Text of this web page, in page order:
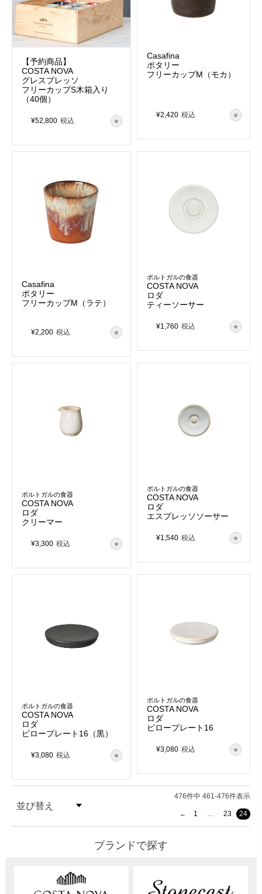
GLASSWARE
ｰグラスウエアｰ
コスタ・ノバの器とのコーディネート
も楽しめるカジュアルなグラス
SARDEGNA
by casafina ｰサルデーニャｰ
OTHER
ｰその他ｰ
【予約商品】
COSTA NOVA
グレスプレッソ
フリーカップS木箱入り
（40個）
¥52,800 税込
Casafina
ポタリー
フリーカップM（モカ）
¥2,420 税込
Casafina
ポタリー
フリーカップM（ラテ）
¥2,200 税込
ポルトガルの食器
COSTA NOVA
ロダ
ティーソーサー
¥1,760 税込
ポルトガルの食器
COSTA NOVA
ロダ
クリーマー
¥3,300 税込
ポルトガルの食器
COSTA NOVA
ロダ
エスプレッソソーサー
¥1,540 税込
ポルトガルの食器
COSTA NOVA
ロダ
ピロープレート16（黒）
¥3,080 税込
ポルトガルの食器
COSTA NOVA
ロダ
ピロープレート16
¥3,080 税込
並び替え
価格が安い順
476件中 461 -476件表示
1 23 24
ブランドで探す